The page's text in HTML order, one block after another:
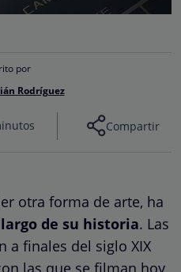
por
Rodríguez
Compartir
otra forma de arte, ha
de su historia. Las
a finales del siglo XIX
las que se filman hoy